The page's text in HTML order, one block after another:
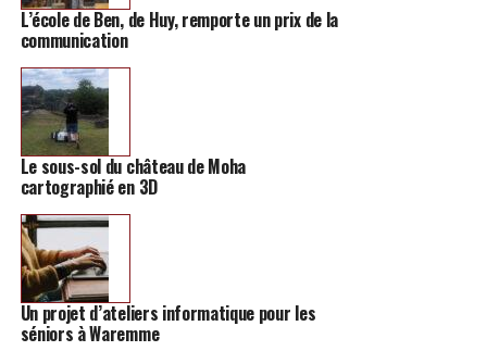
L’école de Ben, de Huy, remporte un prix de la
communication
Le sous-sol du château de Moha
cartographié en 3D
Un projet d’ateliers informatique pour les
séniors à Waremme